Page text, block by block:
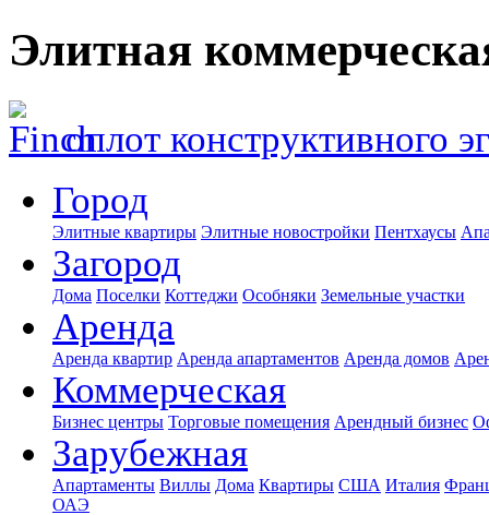
Элитная
оплот конструктивного
Город
Элитные квартиры Элитные новостройки Пентхаусы
Загород
Дома Поселки Коттеджи Особняки Земельные участки
Аренда
Аренда квартир Аренда апартаментов Аренда домов
Коммерческая
Бизнес центры Торговые помещения Арендный бизнес
Зарубежная
Апартаменты Виллы Дома Квартиры США Италия
ОАЭ